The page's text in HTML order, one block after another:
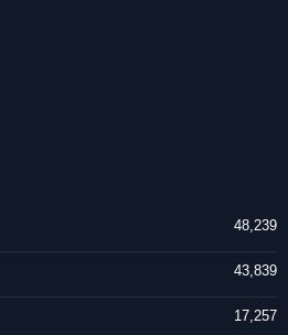
48,239
43,839
17,257